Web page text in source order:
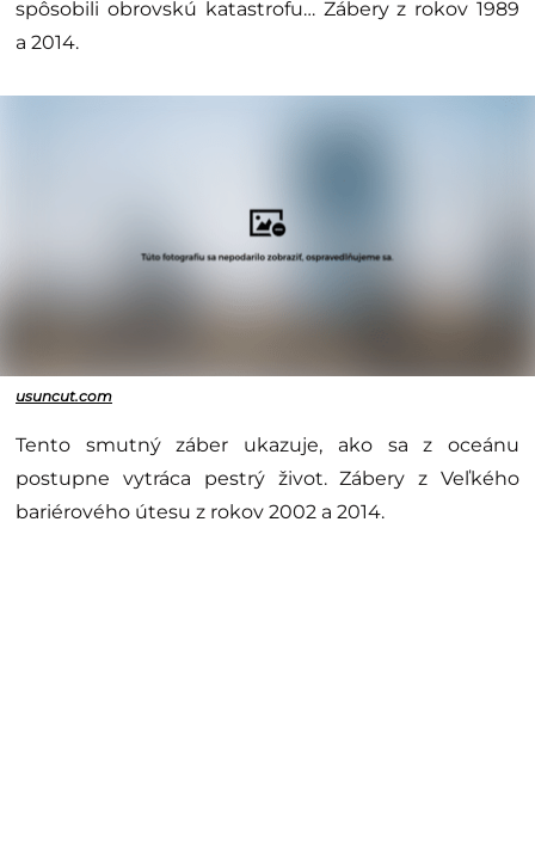
spôsobili obrovskú katastrofu… Zábery z rokov 1989
a 2014.
usuncut.com
Tento smutný záber ukazuje, ako sa z oceánu
postupne vytráca pestrý život. Zábery z Veľkého
bariérového útesu z rokov 2002 a 2014.